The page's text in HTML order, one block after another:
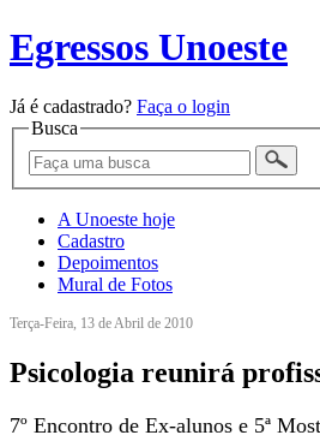
Egressos Unoeste
Já é cadastrado? Faça o login
Busca
A Unoeste hoje
Cadastro
Depoimentos
Mural de Fotos
Terça-Feira, 13 de Abril de 2010
Psicologia reunirá
7º Encontro de Ex-alunos e 5ª